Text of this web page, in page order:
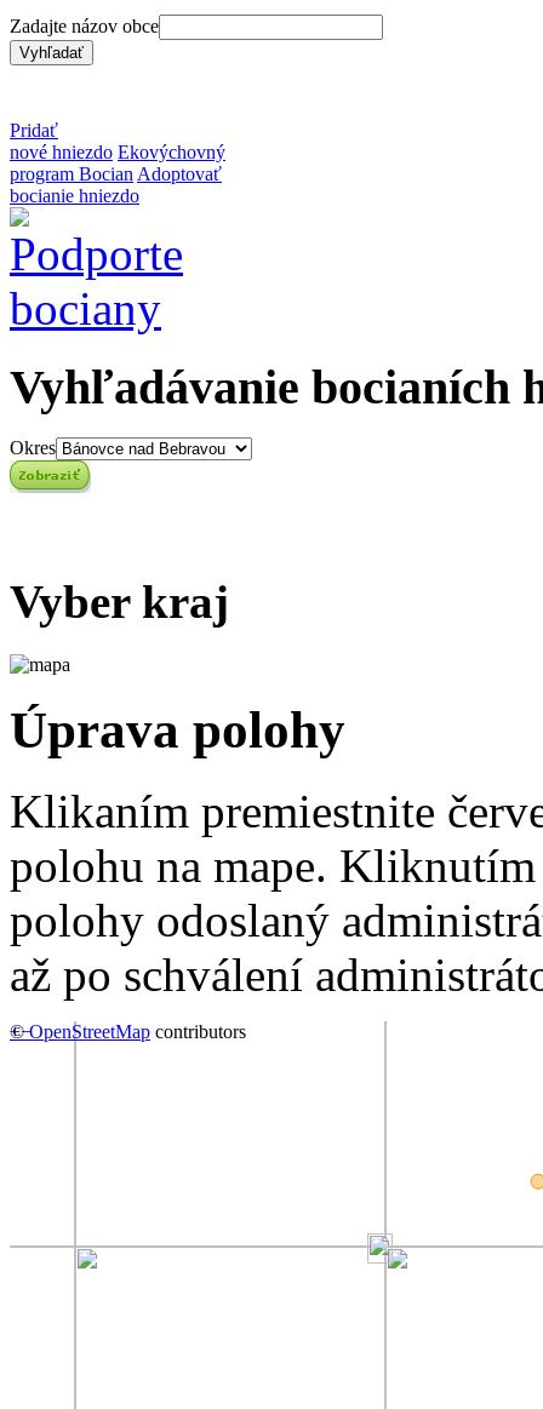
Zadajte názov obce
Pridať
nové hniezdo Ekovýchovný
program Bocian Adoptovať
bocianie hniezdo
Vyhľadávanie bocianích
Okres
Vyber kraj
Úprava polohy
Klikaním premiestnite
polohu na mape.
polohy odoslaný
až po schválení
+−
©OpenStreetMap contributors